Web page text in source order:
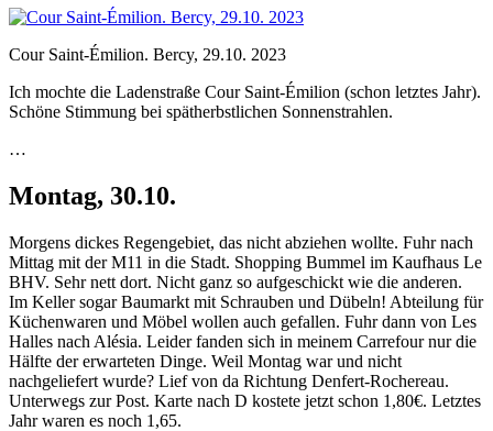
Cour Saint-Émilion. Bercy, 29.10. 2023
Ich mochte die Ladenstraße Cour Saint-Émilion (schon letztes Jahr).
Schöne Stimmung bei spätherbstlichen Sonnenstrahlen.
…
Montag, 30.10.
Morgens dickes Regengebiet, das nicht abziehen wollte. Fuhr nach
Mittag mit der M11 in die Stadt. Shopping Bummel im Kaufhaus Le
BHV. Sehr nett dort. Nicht ganz so aufgeschickt wie die anderen.
Im Keller sogar Baumarkt mit Schrauben und Dübeln! Abteilung für
Küchenwaren und Möbel wollen auch gefallen. Fuhr dann von Les
Halles nach Alésia. Leider fanden sich in meinem Carrefour nur die
Hälfte der erwarteten Dinge. Weil Montag war und nicht
nachgeliefert wurde? Lief von da Richtung Denfert-Rochereau.
Unterwegs zur Post. Karte nach D kostete jetzt schon 1,80€. Letztes
Jahr waren es noch 1,65.